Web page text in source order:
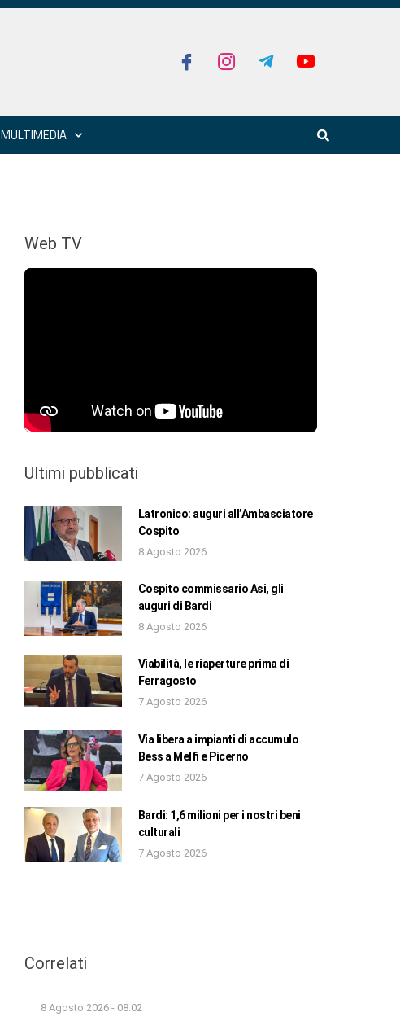
MULTIMEDIA
Web TV
Ultimi pubblicati
Latronico: auguri all’Ambasciatore
Cospito
8 Agosto 2026
Cospito commissario Asi, gli
auguri di Bardi
8 Agosto 2026
Viabilità, le riaperture prima di
Ferragosto
7 Agosto 2026
Via libera a impianti di accumulo
Bess a Melfi e Picerno
7 Agosto 2026
Bardi: 1,6 milioni per i nostri beni
culturali
7 Agosto 2026
Correlati
8 Agosto 2026 - 08:02